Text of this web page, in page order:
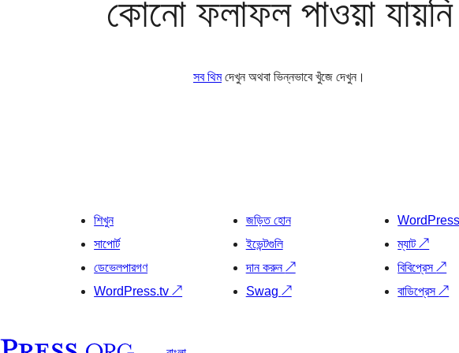
কোনো ফলাফল পাওয়া যায়নি
সব থিমদেখুন অথবা ভিন্নভাবে খুঁজে দেখুন।
শিখুন
সাপোর্ট
ডেভেলপারগণ
WordPress.tv↗
জড়িত হোন
ইভেন্টগুলি
দান করুন↗
Swag ↗
ম্যাট↗
বিবিপ্রেস↗
বাডিপ্রেস↗